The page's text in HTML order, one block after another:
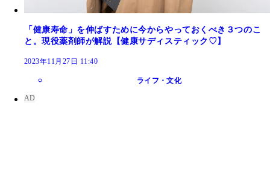
「健康寿命」を伸ばすために今からやっておくべき３つのこ
と。現役薬剤師が解説【健康サディスティック♡】
2023年11月27日 11:40
ライフ・文化